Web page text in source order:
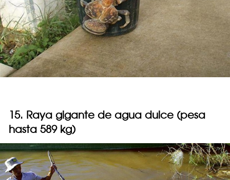
15. Raya gigante de agua dulce (pesa
hasta 589 kg)